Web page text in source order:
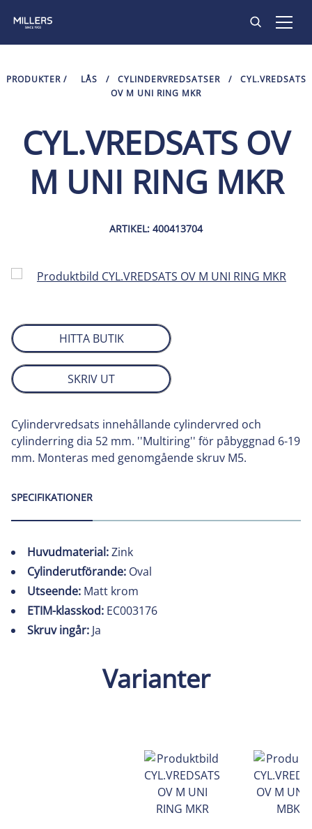
PRODUKTER
HITTA BUTIK
KONTAKT
PRODUKTER/ LÅS / CYLINDERVREDSATSER /
CYL.VREDSATS
OV M UNI RING MKR
CYL.VREDSATS OV
M UNI RING MKR
ARTIKEL: 400413704
HITTA BUTIK
SKRIV UT
Cylindervredsats innehållande cylindervred och
cylinderring dia 52 mm. ''Multiring'' för påbyggnad 6-19
mm. Monteras med genomgående skruv M5.
SPECIFIKATIONER
Huvudmaterial:Zink
Cylinderutförande: Oval
Utseende: Matt krom
ETIM-klasskod: EC003176
Skruv ingår: Ja
Varianter